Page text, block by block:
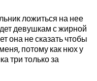
ложиться на нее
девушкам с жирной
она не сказать чтобы
потому как нюх у
три только за